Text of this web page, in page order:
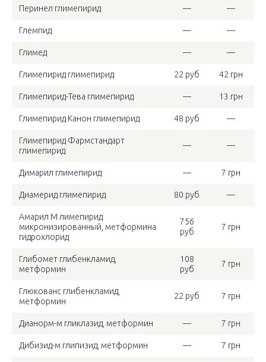
Перинел глимепирид — —
Глемпид — —
Глимед — —
Глимепирид глимепирид 22 руб 42 грн
Глимепирид-Тева глимепирид — 13 грн
Глимепирид Канон глимепирид 48 руб —
Глимепирид Фармстандарт
глимепирид
— —
Димарил глимепирид — 7 грн
Диамерид глимепирид 80 руб —
Амарил M лимепирид
микронизированный, метформина
гидрохлорид
756
руб
7 грн
Глибомет глибенкламид,
метформин
108
руб
7 грн
Глюкованс глибенкламид,
метформин
22 руб 7 грн
Дианорм-м гликлазид, метформин — 7 грн
Дибизид-м глипизид, метформин — 7 грн